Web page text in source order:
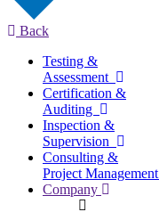
Back
Testing &
Assessment
Certification &
Auditing
Inspection &
Supervision
Consulting &
Project Management
Company